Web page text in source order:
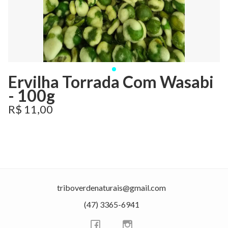
Ervilha Torrada Com Wasabi
- 100g
R$ 11,00
triboverdenaturais@gmail.com
(47) 3365-6941